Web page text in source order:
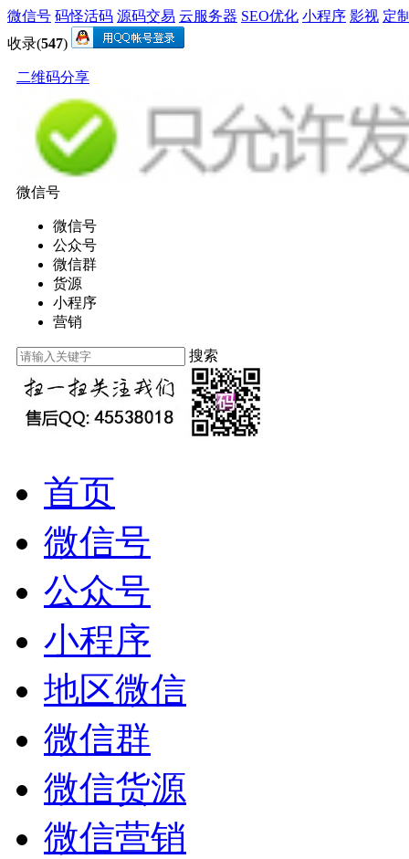
微信号 码怪活码 源码交易 云服务器 SEO优化 小程序 影视 定
收录(547)
二维码分享
微信号
微信号
公众号
微信群
货源
小程序
营销
搜索
首页
微信号
公众号
小程序
地区微信
微信群
微信货源
微信营销